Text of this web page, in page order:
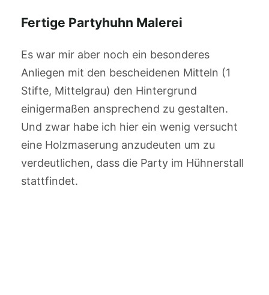
Fertige Partyhuhn Malerei
Es war mir aber noch ein besonderes
Anliegen mit den bescheidenen Mitteln (1
Stifte, Mittelgrau) den Hintergrund
einigermaßen ansprechend zu gestalten.
Und zwar habe ich hier ein wenig versucht
eine Holzmaserung anzudeuten um zu
verdeutlichen, dass die Party im Hühnerstall
stattfindet.